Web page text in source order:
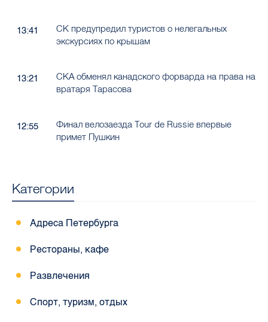
13:41
СК предупредил туристов о нелегальных
экскурсиях по крышам
13:21
СКА обменял канадского форварда на права на
вратаря Тарасова
12:55
Финал велозаезда Tour de Russie впервые
примет Пушкин
Категории
Адреса Петербурга
Рестораны, кафе
Развлечения
Спорт, туризм, отдых